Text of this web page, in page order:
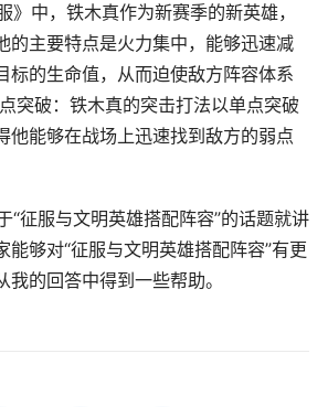
》中，铁木真作为新赛季的新英雄，
的主要特点是火力集中，能够迅速减
标的生命值，从而迫使敌方阵容体系
突破：铁木真的突击打法以单点突破
他能够在战场上迅速找到敌方的弱点
“征服与文明英雄搭配阵容”的话题就讲
能够对“征服与文明英雄搭配阵容”有更
的回答中得到一些帮助。